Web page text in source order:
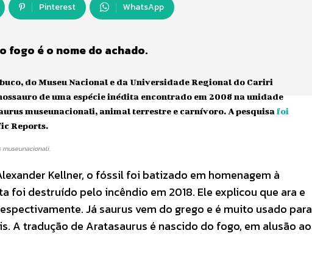
Pinterest WhatsApp
fogo é o nome do achado.
do Museu Nacional e da Universidade Regional do Cariri
de uma espécie inédita encontrado em 2008 na unidade
museunacionali, animal terrestre e carnívoro. A pesquisa foi
Reports.
Kellner, o fóssil foi batizado em homenagem à
foi destruído pelo incêndio em 2018. Ele explicou que ara e
Já saurus vem do grego e é muito usado para
A tradução de Aratasaurus é nascido do fogo, em alusão ao